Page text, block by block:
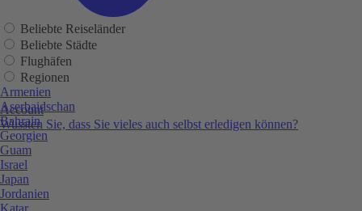
Account
Wussten Sie, dass Sie vieles auch selbst erledigen können?
Beliebte Reiseländer
Beliebte Städte
Flughäfen
Regionen
Armenien
Aserbaidschan
Bahrain
Georgien
Guam
Israel
Japan
Jordanien
Katar